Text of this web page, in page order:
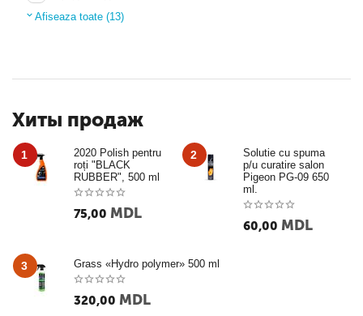
Удаление насекомых и битума
Очистители
Средства для колес
Afiseaza toate (13)
Хиты продаж
1
2020 Polish pentru
roți "BLACK
RUBBER", 500 ml
75,00 MDL
2
Solutie cu spuma
p/u curatire salon
Pigeon PG-09 650
ml.
60,00 MDL
3 Grass «Hydro polymer» 500 ml
320,00 MDL